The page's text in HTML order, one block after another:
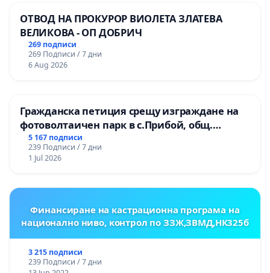
ОТВОД НА ПРОКУРОР ВИОЛЕТА ЗЛАТЕВА
ВЕЛИКОВА - ОП ДОБРИЧ
269 подписи
269 Подписи / 7 дни
6 Aug 2026
Гражданска петиция срещу изграждане на
фотоволтаичен парк в с.Прибой, общ.
Радомир
5 167 подписи
239 Подписи / 7 дни
1 Jul 2026
Финансиране на кастрационна програма на
национално ниво, контрол по ЗЗЖ,ЗВМД,НК325б
3 215 подписи
239 Подписи / 7 дни